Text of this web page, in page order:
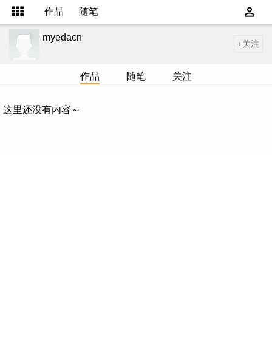
作品 随笔
myedacn
+关注
作品 随笔 关注
这里还没有内容～